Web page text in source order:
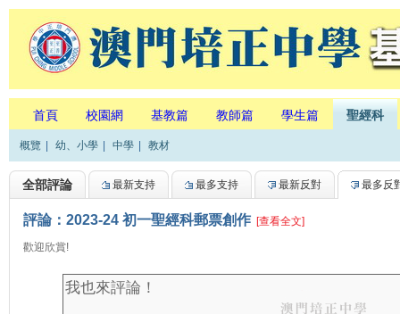
首頁 校園網 基教篇 教師篇 學生篇 聖經科
概覽 幼、小學 中學 教材
全部評論 最新支持 最多支持 最新反對 最多反
評論：2023-24 初一聖經科郵票創作 [查看全文]
歡迎欣賞!